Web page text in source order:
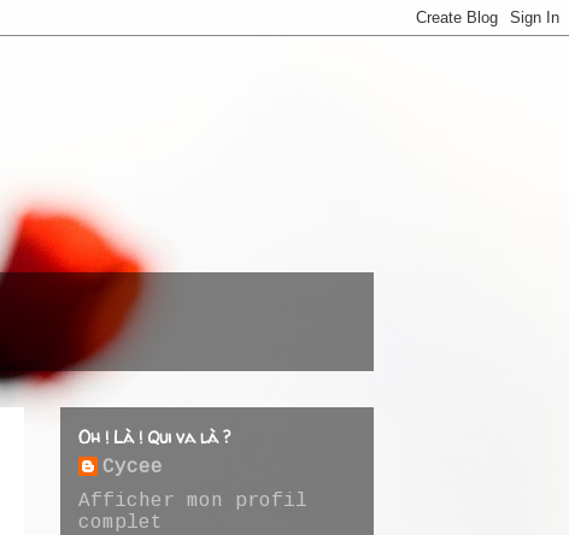
Oh ! Là ! Qui va là ?
Cycee
Afficher mon profil
complet